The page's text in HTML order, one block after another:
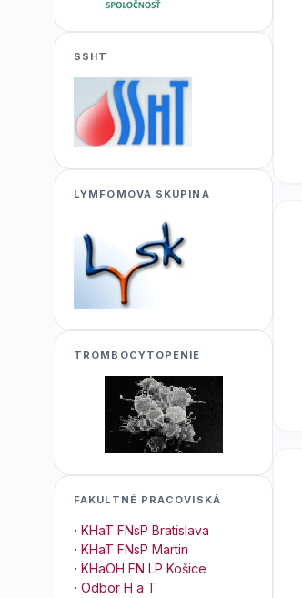
SSHT
LYMFOMOVA SKUPINA
TROMBOCYTOPENIE
FAKULTNÉ PRACOVISKÁ
· KHaT FNsP Bratislava
· KHaT FNsP Martin
· KHaOH FN LP Košice
· Odbor H a T